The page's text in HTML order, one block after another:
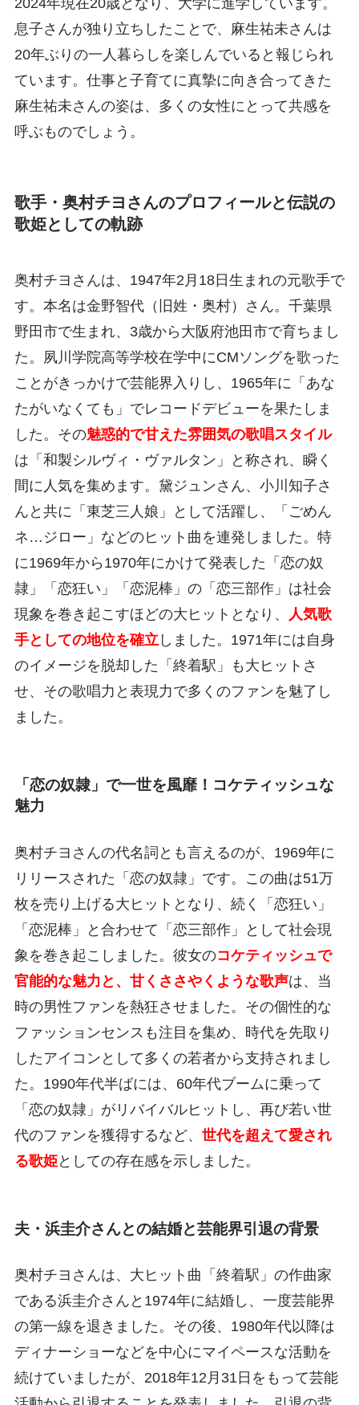
2024年現在20歳となり、大学に進学しています。
息子さんが独り立ちしたことで、麻生祐未さんは
20年ぶりの一人暮らしを楽しんでいると報じられ
ています。仕事と子育てに真摯に向き合ってきた
麻生祐未さんの姿は、多くの女性にとって共感を
呼ぶものでしょう。
歌手・奥村チヨさんのプロフィールと伝説の
歌姫としての軌跡
奥村チヨさんは、1947年2月18日生まれの元歌手で
す。本名は金野智代（旧姓・奥村）さん。千葉県
野田市で生まれ、3歳から大阪府池田市で育ちまし
た。夙川学院高等学校在学中にCMソングを歌った
ことがきっかけで芸能界入りし、1965年に「あな
たがいなくても」でレコードデビューを果たしま
した。その魅惑的で甘えた雰囲気の歌唱スタイル
は「和製シルヴィ・ヴァルタン」と称され、瞬く
間に人気を集めます。黛ジュンさん、小川知子さ
んと共に「東芝三人娘」として活躍し、「ごめん
ネ…ジロー」などのヒット曲を連発しました。特
に1969年から1970年にかけて発表した「恋の奴
隷」「恋狂い」「恋泥棒」の「恋三部作」は社会
現象を巻き起こすほどの大ヒットとなり、
人気歌
手としての地位を確立 しました。1971年には自身
のイメージを脱却した「終着駅」も大ヒットさ
せ、その歌唱力と表現力で多くのファンを魅了し
ました。
「恋の奴隷」で一世を風靡！コケティッシュな
魅力
奥村チヨさんの代名詞とも言えるのが、1969年に
リリースされた「恋の奴隷」です。この曲は51万
枚を売り上げる大ヒットとなり、続く「恋狂い」
「恋泥棒」と合わせて「恋三部作」として社会現
象を巻き起こしました。彼女のコケティッシュで
官能的な魅力と、甘くささやくような歌声は、当
時の男性ファンを熱狂させました。その個性的な
ファッションセンスも注目を集め、時代を先取り
したアイコンとして多くの若者から支持されまし
た。1990年代半ばには、60年代ブームに乗って
「恋の奴隷」がリバイバルヒットし、再び若い世
代のファンを獲得するなど、 世代を超えて愛され
る歌姫としての存在感を示しました。
夫・浜圭介さんとの結婚と芸能界引退の背景
奥村チヨさんは、大ヒット曲「終着駅」の作曲家
である浜圭介さんと1974年に結婚し、一度芸能界
の第一線を退きました。その後、1980年代以降は
ディナーショーなどを中心にマイペースな活動を
続けていましたが、2018年12月31日をもって芸能